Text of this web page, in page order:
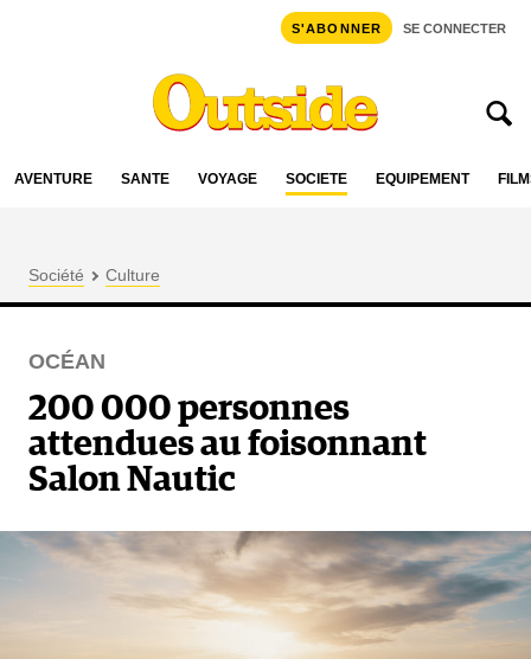
S'ABONNER SE CONNECTER
AVENTURE SANTÉ VOYAGE SOCIÉTÉ ÉQUIPEMENT
Société Culture
OCÉAN
200 000 personnes
attendues au foisonnant
Salon Nautic